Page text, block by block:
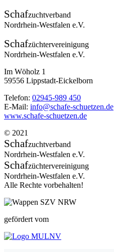
Schafzuchtverband
Nordrhein-Westfalen e.V.
Schafzüchtervereinigung
Nordrhein-Westfalen e.V.
Im Wöholz 1
59556 Lippstadt-Eickelborn
Telefon: 02945-989 450
E-Mail: info@schafe-schuetzen.de
www.schafe-schuetzen.de
© 2021
Schafzuchtverband
Nordrhein-Westfalen e.V.
Schafzüchtervereinigung
Nordrhein-Westfalen e.V.
Alle Rechte vorbehalten!
gefördert vom